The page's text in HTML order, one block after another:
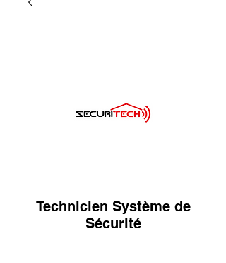
Technicien Système de
Sécurité